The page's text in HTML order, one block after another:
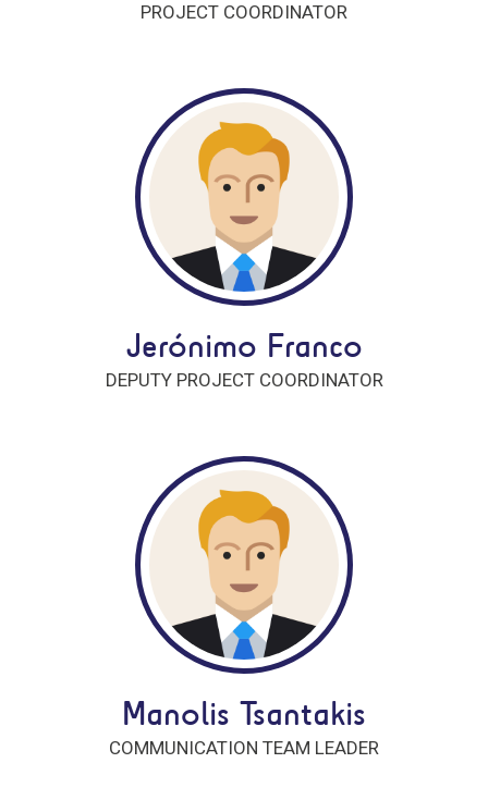
PROJECT COORDINATOR
Jerónimo Franco
DEPUTY PROJECT COORDINATOR
Manolis Tsantakis
COMMUNICATION TEAM LEADER